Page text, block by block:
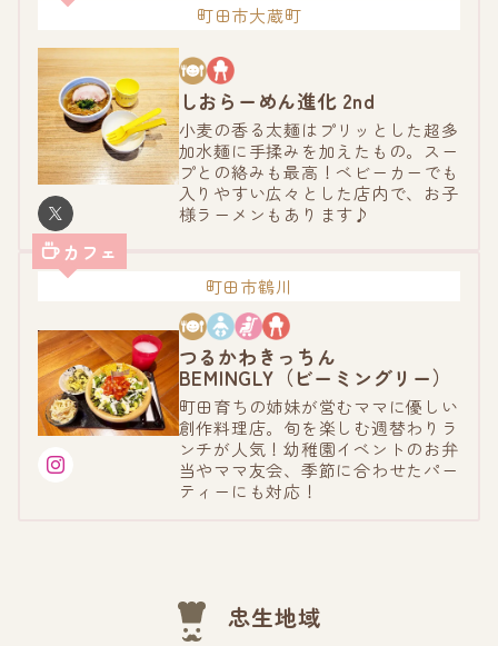
町田市大蔵町
しおらーめん進化 2nd
小麦の香る太麺はプリッとした超多
加水麺に手揉みを加えたもの。スー
プとの絡みも最高！ベビーカーでも
入りやすい広々とした店内で、お子
様ラーメンもあります♪
カフェ
町田市鶴川
つるかわきっちん
BEMINGLY（ビーミングリー）
町田育ちの姉妹が営むママに優しい
創作料理店。旬を楽しむ週替わりラ
ンチが人気！幼稚園イベントのお弁
当やママ友会、季節に合わせたパー
ティーにも対応！
忠生地域